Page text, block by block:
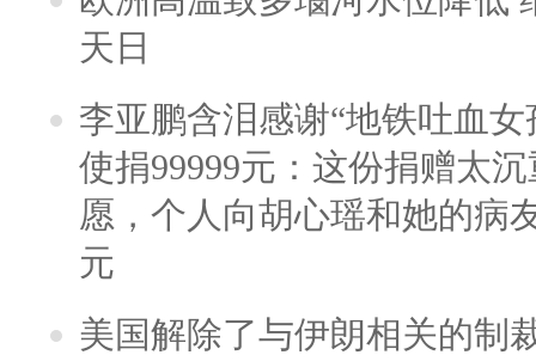
天日
李亚鹏含泪感谢“地铁吐血
使捐99999元：这份捐赠太
愿，个人向胡心瑶和她的病
元
美国解除了与伊朗相关的制